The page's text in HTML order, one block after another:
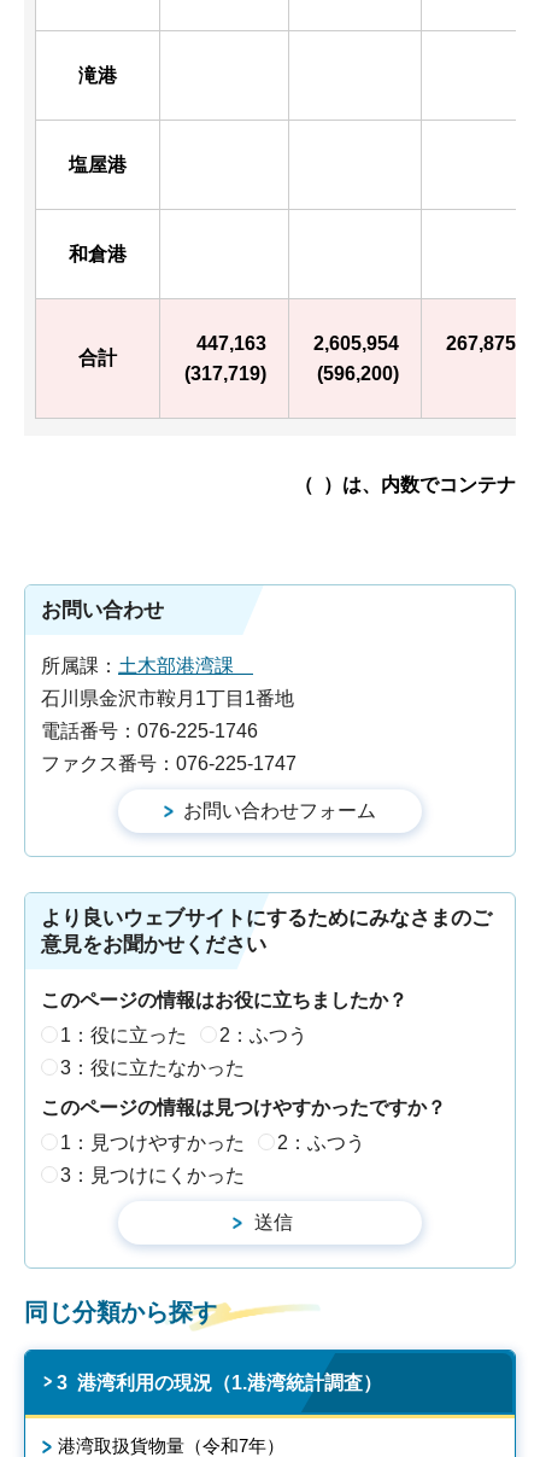
滝港
塩屋港
和倉港
合計
447,163
(317,719)
2,605,954
(596,200)
267,875
（ ）は、内数でコンテナ
お問い合わせ
所属課： 土木部港湾課
石川県金沢市鞍月1丁目1番地
電話番号：076-225-1746
ファクス番号：076-225-1747
より良いウェブサイトにするためにみなさまのご
意見をお聞かせください
このページの情報はお役に立ちましたか？
1：役に立った
2：ふつう
3：役に立たなかった
このページの情報は見つけやすかったですか？
1：見つけやすかった
2：ふつう
3：見つけにくかった
同じ分類から探す
3 港湾利用の現況（1.港湾統計調査）
港湾取扱貨物量（令和7年）